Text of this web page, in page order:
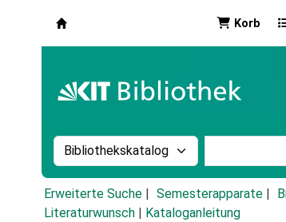
Korb
Suche im Katalog nach:
Erweiterte Suche Semesterapparate
Literaturwunsch
Kataloganleitung